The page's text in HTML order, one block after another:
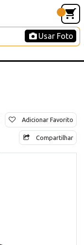
Usar Foto
Adicionar Favorito
Compartilhar